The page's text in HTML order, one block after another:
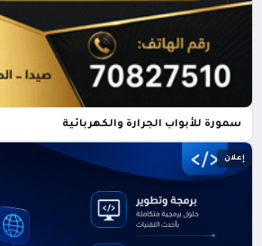
سمورة للأبواب الجرارة والكهربائية
إعلان